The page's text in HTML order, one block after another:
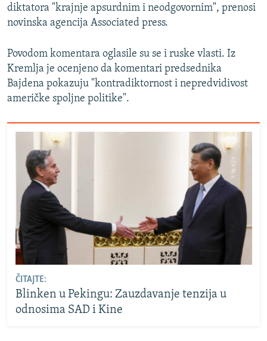
diktatora "krajnje apsurdnim i neodgovornim", prenosi
novinska agencija Associated press.
Povodom komentara oglasile su se i ruske vlasti. Iz
Kremlja je ocenjeno da komentari predsednika
Bajdena pokazuju "kontradiktornost i nepredvidivost
američke spoljne politike".
ČITAJTE:
Blinken u Pekingu: Zauzdavanje tenzija u
odnosima SAD i Kine